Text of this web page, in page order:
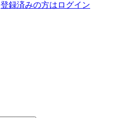
登録済みの方はログイン